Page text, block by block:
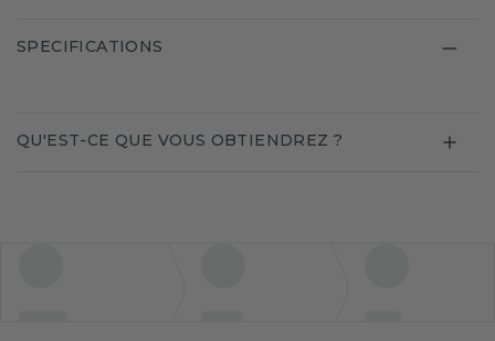
SPECIFICATIONS
QU'EST-CE QUE VOUS OBTIENDREZ ?